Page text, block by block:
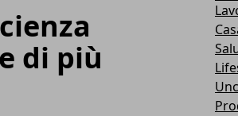
di più